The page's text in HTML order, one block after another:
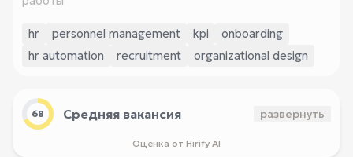
hr personnel management kpi
onboarding
hr automation
recruitment organizational design
68 Средняя вакансия развернуть
Оценка от Hirify AI